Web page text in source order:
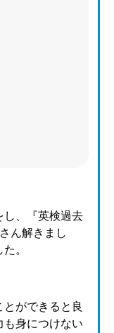
し、『英検過去
ん解きまし
。
ができると良
も身につけない